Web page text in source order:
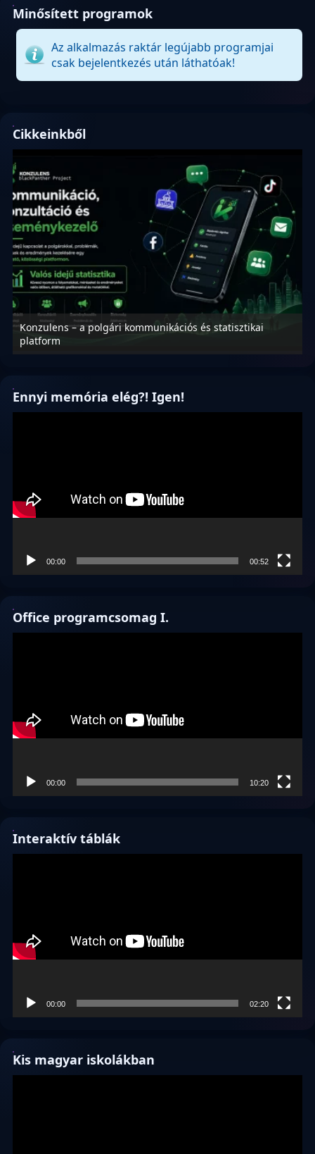
Minősített programok
Az alkalmazás raktár legújabb programjai
csak bejelentkezés után láthatóak!
Cikkeinkből
Konzulens – a polgári kommunikációs és statisztikai
platform
Ennyi memória elég?! Igen!
00:00 00:52
Office programcsomag I.
00:00 10:20
Interaktív táblák
00:00 02:20
Kis magyar iskolákban